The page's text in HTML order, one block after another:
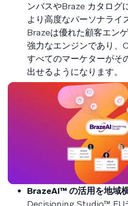
ンバスやBraze カタログ
より高度なパーソナライ
Brazeは優れた顧客エン
強力なエンジンであり、
すべてのマーケターがそ
出せるようになります。
BrazeAI™ の活用を地域